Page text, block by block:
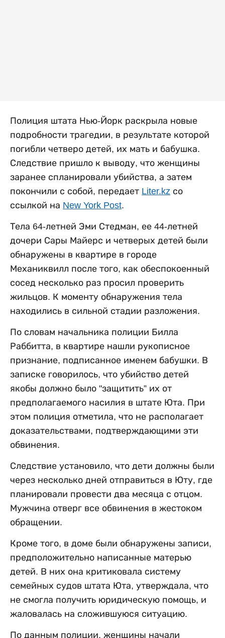
Полиция штата Нью-Йорк раскрыла новые
подробности трагедии, в результате которой
погибли четверо детей, их мать и бабушка.
Следствие пришло к выводу, что женщины
заранее спланировали убийства, а затем
покончили с собой, передает Liter.kz со
ссылкой на New York Post.
Тела 64-летней Эми Стедман, ее 44-летней
дочери Сары Майерс и четверых детей были
обнаружены в квартире в городе
Механиквилл после того, как обеспокоенный
сосед несколько раз просил проверить
жильцов. К моменту обнаружения тела
находились в сильной стадии разложения.
По словам начальника полиции Билла
Раббитта, в квартире нашли рукописное
признание, подписанное именем бабушки. В
записке говорилось, что убийство детей
якобы должно было "защитить” их от
предполагаемого насилия в штате Юта. При
этом полиция отметила, что не располагает
доказательствами, подтверждающими эти
обвинения.
Следствие установило, что дети должны были
через несколько дней отправиться в Юту, где
планировали провести два месяца с отцом.
Мужчина отверг все обвинения в жестоком
обращении.
Кроме того, в доме были обнаружены записи,
предположительно написанные матерью
детей. В них она критиковала систему
семейных судов штата Юта, утверждала, что
не смогла получить юридическую помощь, и
жаловалась на сложившуюся ситуацию.
По данным полиции, женщины начали